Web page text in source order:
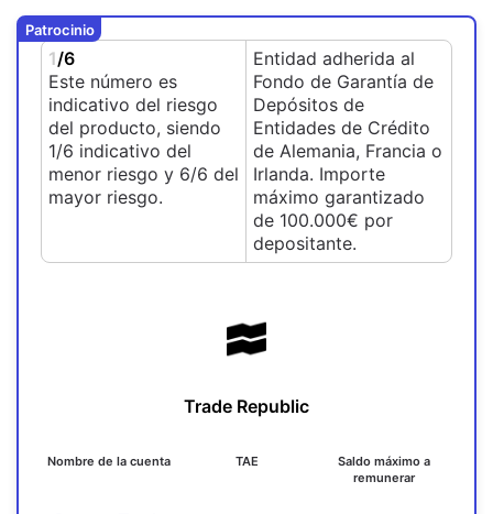
Patrocinio
1/6
Este número es
indicativo del riesgo
del producto, siendo
1/6 indicativo del
menor riesgo y 6/6 del
mayor riesgo.
Entidad adherida al
Fondo de Garantía de
Depósitos de
Entidades de Crédito
de Alemania, Francia o
Irlanda. Importe
máximo garantizado
de 100.000€ por
depositante.
Trade Republic
Nombre de la cuenta TAE
Saldo máximo a
remunerar